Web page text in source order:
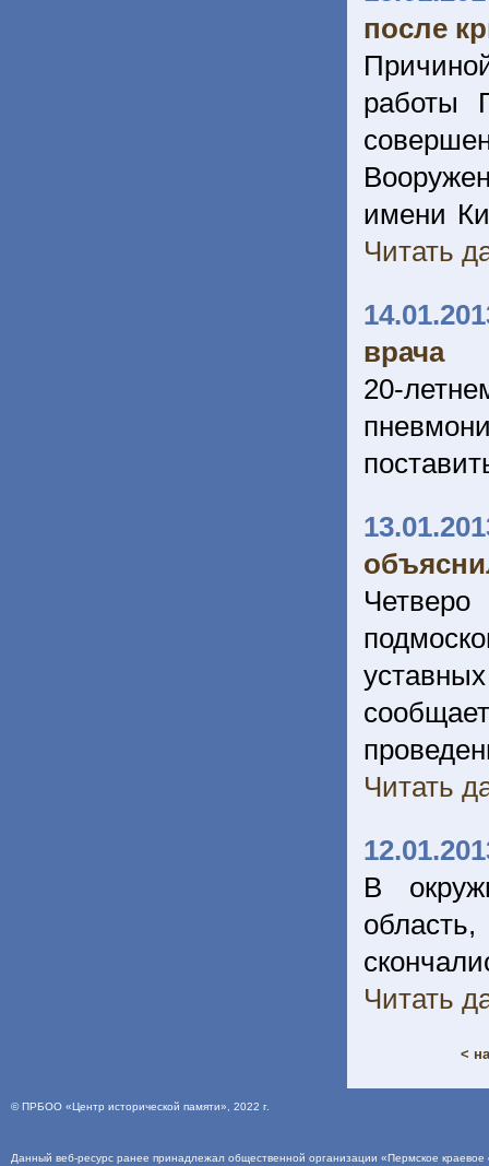
после
работы
имени
Читать
врача
20-
Читать
В
Читать
<
©ПРБОО «Центр исторической памяти» , 2022 г.
Данный веб-ресурс ранее принадлежал общественной организации «Пермское